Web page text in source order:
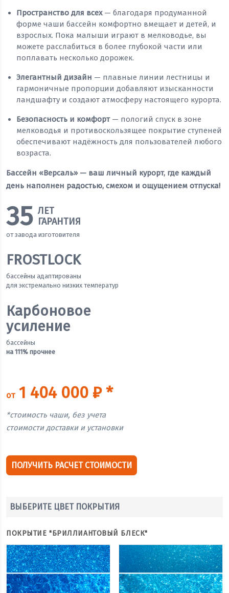
Пространство для всех— благодаря продуманной
форме чаши бассейн комфортно вмещает и детей, и
взрослых. Пока малыши играют в мелководье, вы
можете расслабиться в более глубокой части или
поплавать несколько дорожек.
Элегантный дизайн — плавные линии лестницы и
гармоничные пропорции добавляют изысканности
ландшафту и создают атмосферу настоящего курорта.
Безопасность и комфорт— пологий спуск в зоне
мелководья и противоскользящее покрытие ступеней
обеспечивают надёжность для пользователей любого
возраста.
Бассейн «Версаль» — ваш личный курорт, где каждый
день наполнен радостью, смехом и ощущением отпуска!
35 ЛЕТ
ГАРАНТИЯ
от завода изготовителя
FROSTLOCK
бассейны адаптированы
для экстремально низких температур
Карбоновое
усиление
бассейны
на 111% прочнее
от1 404 000 ₽ *
*стоимость чаши, без учета
стоимости доставки и установки
ПОЛУЧИТЬ РАСЧЕТ СТОИМОСТИ
ВЫБЕРИТЕ ЦВЕТ ПОКРЫТИЯ
ПОКРЫТИЕ "БРИЛЛИАНТОВЫЙ БЛЕСК"